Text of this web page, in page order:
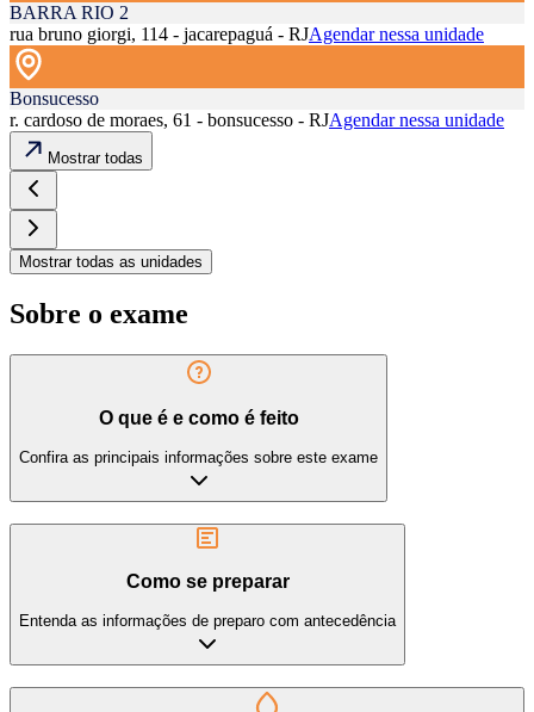
BARRA RIO 2
rua bruno giorgi, 114 - jacarepaguá - RJAgendar nessa unidade
Bonsucesso
r. cardoso de moraes, 61 - bonsucesso - RJAgendar nessa unidade
Mostrar todas
Mostrar todas as unidades
Sobre o exame
O que é e como é feito
Confira as principais informações sobre este exame
Como se preparar
Entenda as informações de preparo com antecedência